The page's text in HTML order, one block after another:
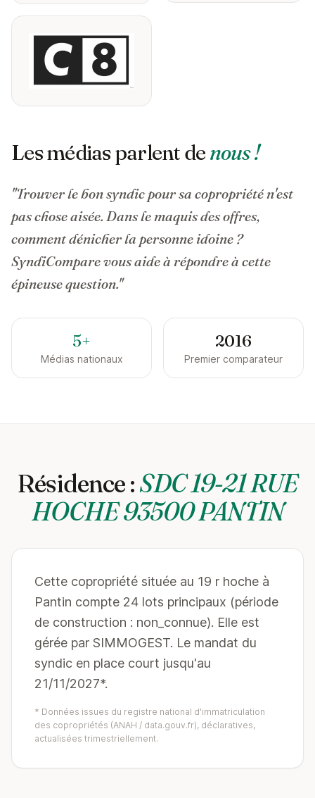
Les médias parlent denous !
"Trouver le bon syndic pour sa copropriété n'est
pas chose aisée. Dans le maquis des offres,
comment dénicher la personne idoine ?
SyndiCompare vous aide à répondre à cette
épineuse question."
5+
Médias nationaux
2016
Premier comparateur
Résidence :SDC 19-21 RUE
HOCHE 93500 PANTIN
Cette copropriété située au 19 r hoche à
Pantin compte 24 lots principaux (période
de construction : non_connue). Elle est
gérée par SIMMOGEST. Le mandat du
syndic en place court jusqu'au
21/11/2027*.
* Données issues du registre national d'immatriculation
des copropriétés (ANAH / data.gouv.fr), déclaratives,
actualisées trimestriellement.